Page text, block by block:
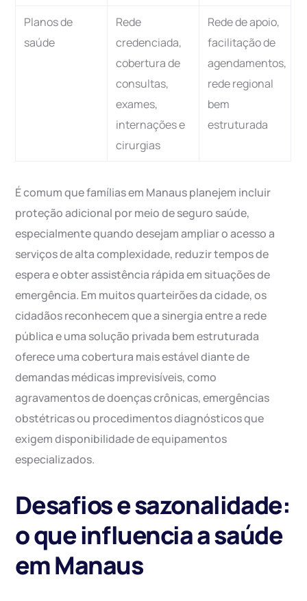
Planos de
saúde
Rede
credenciada,
cobertura de
consultas,
exames,
internações e
cirurgias
Rede de apoio,
facilitação de
agendamentos,
rede regional
bem
estruturada
É comum que famílias em Manaus planejem incluir
proteção adicional por meio de seguro saúde,
especialmente quando desejam ampliar o acesso a
serviços de alta complexidade, reduzir tempos de
espera e obter assistência rápida em situações de
emergência. Em muitos quarteirões da cidade, os
cidadãos reconhecem que a sinergia entre a rede
pública e uma solução privada bem estruturada
oferece uma cobertura mais estável diante de
demandas médicas imprevisíveis, como
agravamentos de doenças crônicas, emergências
obstétricas ou procedimentos diagnósticos que
exigem disponibilidade de equipamentos
especializados.
Desafios e sazonalidade:
o que influencia a saúde
em Manaus